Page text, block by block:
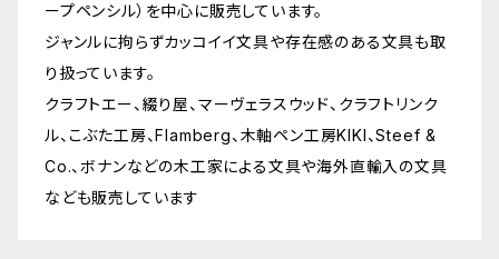
ープペンシル）を中心に販売しています。
ジャンルに拘らずカッコイイ文具や存在感のある文具も取
り扱っています。
クラフトエー、綴り屋、マーヴェラスウッド、クラフトリンク
ル、こぶた工房、Flamberg、木軸ペン工房KIKI、Steef &
Co.、ボナンなどの木工家による文具や海外直輸入の文具
なども販売しています